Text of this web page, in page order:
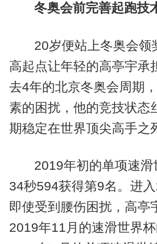
冬奥会前完善起跑技
20岁便站上冬奥会领
高起点让年轻的高亭宇承
去4年的北京冬奥会周期
素的困扰，他的竞技状态
期稳定在世界顶尖高手之
2019年初的单项速
34秒594获得第9名。进
即使受到腰伤困扰，高亭
2019年11月的速滑世界